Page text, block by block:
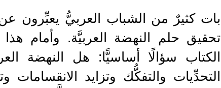
بات كثيرٌ من الشباب العربيُّ يعبِّرون عن
تحقيق حلم النهضة العربيَّة. وأمام هذا
الكتاب سؤالًا أساسيًّا: هل النهضة
التحدِّيات والتفكُّك وتزايد الانقسامات